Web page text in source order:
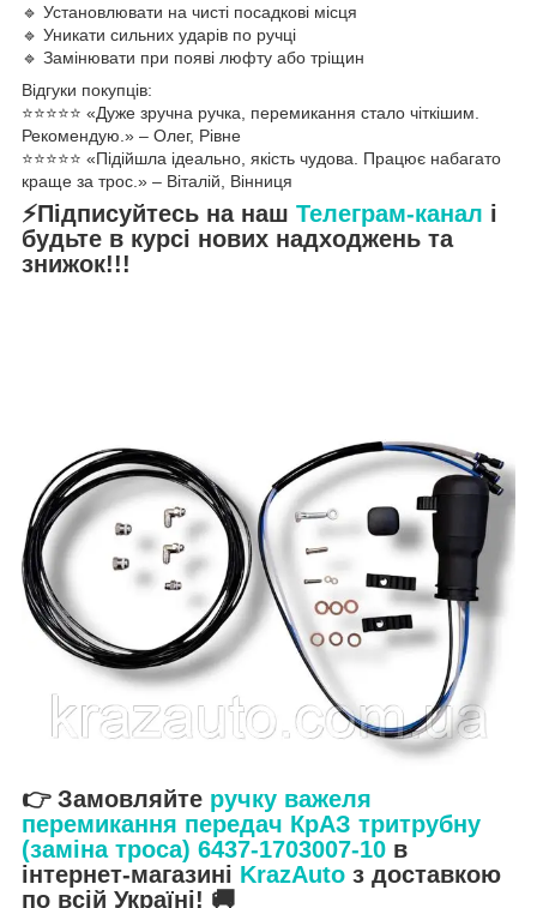
🔹 Установлювати на чисті посадкові місця
🔹 Уникати сильних ударів по ручці
🔹 Замінювати при появі люфту або тріщин
Відгуки покупців:
⭐️⭐️⭐️⭐️⭐️ «Дуже зручна ручка, перемикання стало чіткішим.
Рекомендую.» – Олег, Рівне
⭐️⭐️⭐️⭐️⭐️ «Підійшла ідеально, якість чудова. Працює набагато
краще за трос.» – Віталій, Вінниця
⚡Підписуйтесь на наш Телеграм-канал і
будьте в курсі нових надходжень та
знижок!!!
👉 Замовляйте ручку важеля
перемикання передач КрАЗ тритрубну
(заміна троса) 6437-1703007-10 в
інтернет-магазині KrazAuto з доставкою
по всій Україні! 🚚